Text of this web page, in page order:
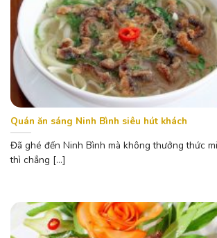
Quán ăn sáng Ninh Bình siêu hút khách
Đã ghé đến Ninh Bình mà không thưởng thức
thì chẳng [...]